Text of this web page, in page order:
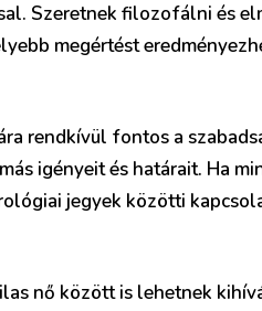
Szeretnek filozofálni és
megértést
rendkívül fontos a
igényeit és határait. Ha
jegyek közötti
nő között is lehetnek